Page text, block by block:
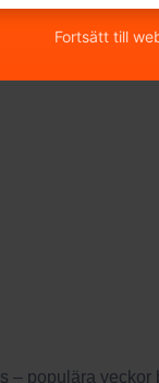
– populära veckor
Fortsätt till